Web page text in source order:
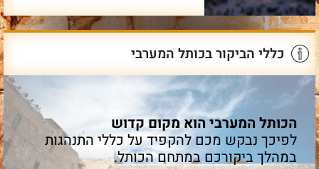
כללי הביקור בכותל המערבי
הכותל המערבי הוא מקום קדוש
לפיכך נבקש מכם להקפיד על כללי התנהגות
במהלך ביקורכם במתחם הכותל.